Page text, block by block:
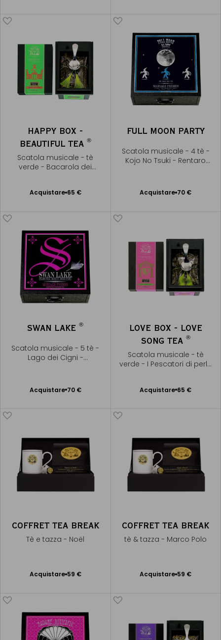
HAPPY BOX -
BEAUTIFUL TEA ®
Scatola musicale - tè
verde - Bacarola dei
Acquistare 65 €
Aggiungere
FULL MOON PARTY
Scatola musicale - 4 tè -
Kojo No Tsuki - Rentaro
Acquistare 70 €
Aggiungere
SWAN LAKE®
Scatola musicale - 5 tè -
Lago dei Cigni -
Acquistare 70 €
Aggiungere
LOVE BOX - LOVE
SONG TEA ®
Scatola musicale - tè
verde - I Pescatori di perle
Acquistare 65 €
Aggiungere
COFFRET TEA BREAK
Tè e tazza - Noël
Acquistare 59 €
Aggiungere
COFFRET TEA BREAK
tè & tazza - Marco Polo
Acquistare 59 €
Aggiungere